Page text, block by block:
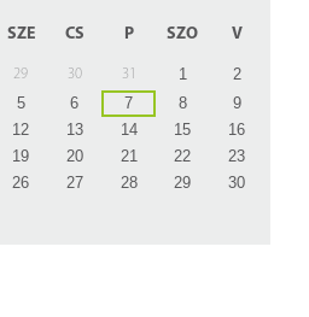
SZE CS P SZO V
29 30 31 1
2
5 6 7 8
9
12 13 14 15
16
19 20 21 22
23
26 27 28 29
30